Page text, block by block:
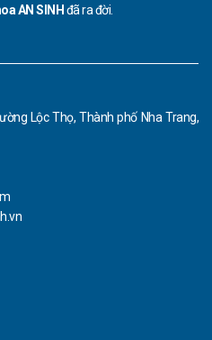
AN SINH đã ra đời.
Lộc Thọ, Thành phố Nha Trang,